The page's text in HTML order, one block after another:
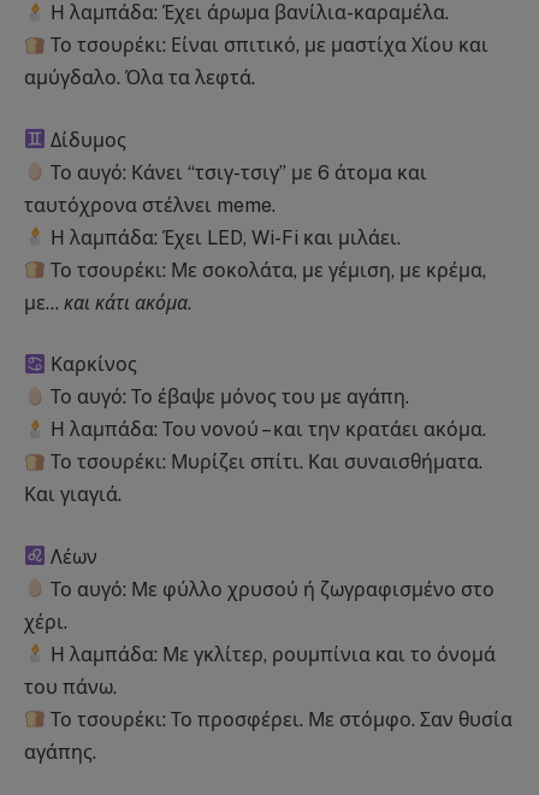
Η λαμπάδα: Έχει άρωμα βανίλια-καραμέλα.
Το τσουρέκι: Είναι σπιτικό, με μαστίχα Χίου και
αμύγδαλο. Όλα τα λεφτά.
Δίδυμος
Το αυγό: Κάνει “τσιγ-τσιγ” με 6 άτομα και
ταυτόχρονα στέλνει meme.
Η λαμπάδα: Έχει LED, Wi-Fi και μιλάει.
Το τσουρέκι: Με σοκολάτα, με γέμιση, με κρέμα,
με… και κάτι ακόμα.
Καρκίνος
Το αυγό: Το έβαψε μόνος του με αγάπη.
Η λαμπάδα: Του νονού – και την κρατάει ακόμα.
Το τσουρέκι: Μυρίζει σπίτι. Και συναισθήματα.
Και γιαγιά.
Λέων
Το αυγό: Με φύλλο χρυσού ή ζωγραφισμένο στο
χέρι.
Η λαμπάδα: Με γκλίτερ, ρουμπίνια και το όνομά
του πάνω.
Το τσουρέκι: Το προσφέρει. Με στόμφο. Σαν θυσία
αγάπης.